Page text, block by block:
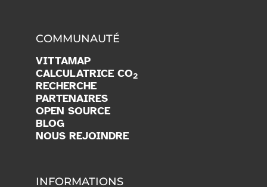
COMMUNAUTÉ
VITTAMAP
CALCULATRICE CO2
RECHERCHE
PARTENAIRES
OPEN SOURCE
BLOG
NOUS REJOINDRE
INFORMATIONS